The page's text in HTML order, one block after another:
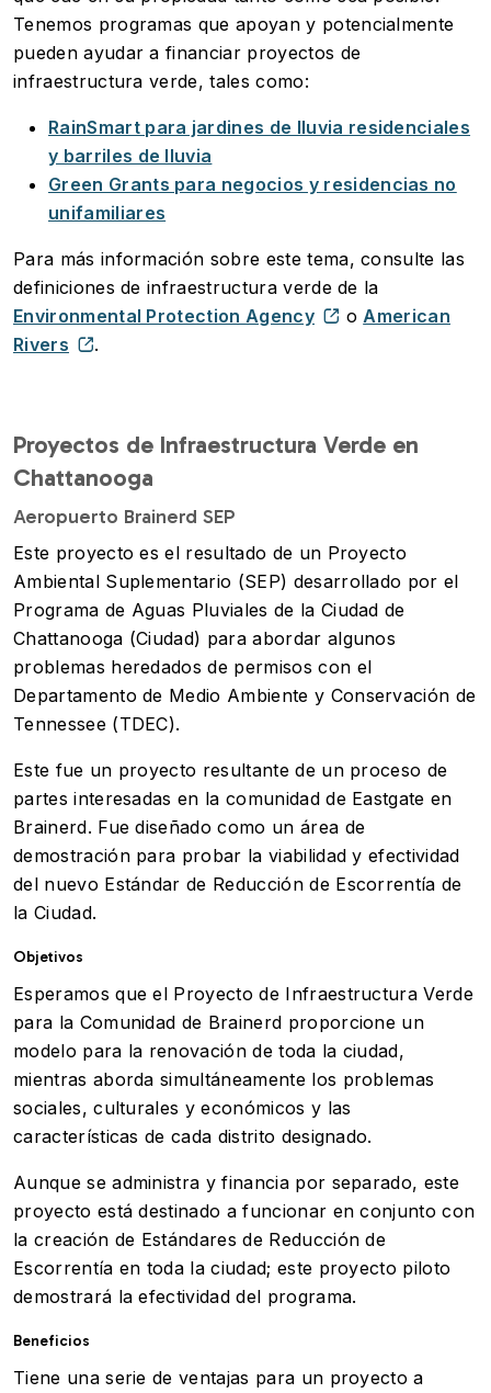
Tenemos programas que apoyan y potencialmente
pueden ayudar a financiar proyectos de
infraestructura verde, tales como:
RainSmart para jardines de lluvia residenciales
y barriles de lluvia
Green Grants para negocios y residencias no
unifamiliares
Para más información sobre este tema, consulte las
definiciones de infraestructura verde de la
Environmental Protection Agency
o American
Rivers
.
Proyectos de Infraestructura Verde en
Chattanooga
Aeropuerto Brainerd SEP
Este proyecto es el resultado de un Proyecto
Ambiental Suplementario (SEP) desarrollado por el
Programa de Aguas Pluviales de la Ciudad de
Chattanooga (Ciudad) para abordar algunos
problemas heredados de permisos con el
Departamento de Medio Ambiente y Conservación de
Tennessee (TDEC).
Este fue un proyecto resultante de un proceso de
partes interesadas en la comunidad de Eastgate en
Brainerd. Fue diseñado como un área de
demostración para probar la viabilidad y efectividad
del nuevo Estándar de Reducción de Escorrentía de
la Ciudad.
Objetivos
Esperamos que el Proyecto de Infraestructura Verde
para la Comunidad de Brainerd proporcione un
modelo para la renovación de toda la ciudad,
mientras aborda simultáneamente los problemas
sociales, culturales y económicos y las
características de cada distrito designado.
Aunque se administra y financia por separado, este
proyecto está destinado a funcionar en conjunto con
la creación de Estándares de Reducción de
Escorrentía en toda la ciudad; este proyecto piloto
demostrará la efectividad del programa.
Beneficios
Tiene una serie de ventajas para un proyecto a